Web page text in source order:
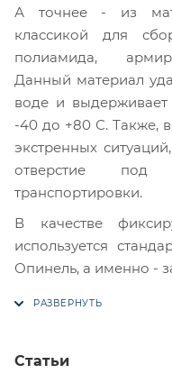
А точнее - из
классикой для
полиамида,
Данный материал
воде и
-40 до +80 С. Также, в
экстренных
отверстие
транспортировки.
В качестве
используется
Опинель, а именно -
Статьи